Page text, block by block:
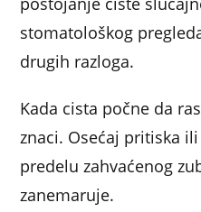
stomatološkog
drugih razloga.
Kada cista počne da
znaci. Osećaj pritiska
predelu zahvaćenog
zanemaruje.